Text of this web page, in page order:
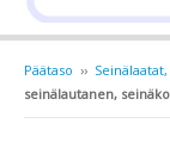
Päätaso ››
seinälautanen,